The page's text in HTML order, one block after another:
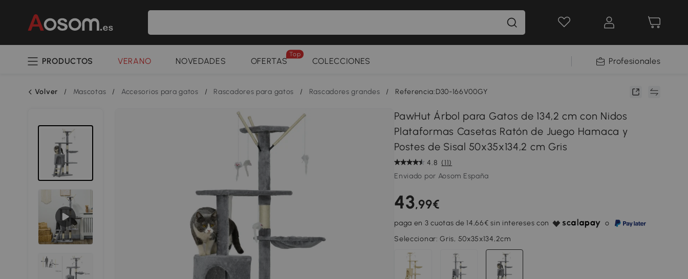
PRODUCTOS VERANO NOVEDADES OFERTAS
Top
COLECCIONES Profesionales
Volver / Mascotas / Accesorios para gatos / Rascadores para gatos / Rascadores grandes / Referencia:D30-166V00GY
PawHut Árbol para Gatos de 134,2 cm con Nidos
Plataformas Casetas Ratón de Juego Hamaca y
Postes de Sisal 50x35x134,2 cm Gris
4.8 (11)
Enviado por Aosom España
43,99€
paga en 3 cuotas de 14,66€ sin intereses con
o
Seleccionar:Gris, 50x35x134,2cm